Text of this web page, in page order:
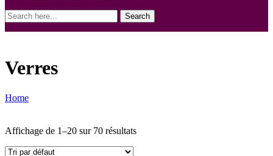
Search
Verres
Home
Affichage de 1–20 sur 70 résultats